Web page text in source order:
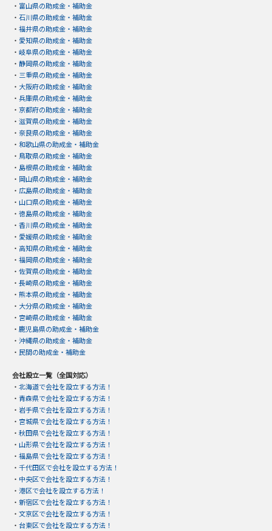
・ 富山県の助成金・補助金
・ 石川県の助成金・補助金
・ 福井県の助成金・補助金
・ 愛知県の助成金・補助金
・ 岐阜県の助成金・補助金
・ 静岡県の助成金・補助金
・ 三重県の助成金・補助金
・ 大阪府の助成金・補助金
・ 兵庫県の助成金・補助金
・ 京都府の助成金・補助金
・ 滋賀県の助成金・補助金
・ 奈良県の助成金・補助金
・ 和歌山県の助成金・補助金
・ 鳥取県の助成金・補助金
・ 島根県の助成金・補助金
・ 岡山県の助成金・補助金
・ 広島県の助成金・補助金
・ 山口県の助成金・補助金
・ 徳島県の助成金・補助金
・ 香川県の助成金・補助金
・ 愛媛県の助成金・補助金
・ 高知県の助成金・補助金
・ 福岡県の助成金・補助金
・ 佐賀県の助成金・補助金
・ 長崎県の助成金・補助金
・ 熊本県の助成金・補助金
・ 大分県の助成金・補助金
・ 宮崎県の助成金・補助金
・ 鹿児島県の助成金・補助金
・ 沖縄県の助成金・補助金
・ 民間の助成金・補助金
会社設立一覧（全国対応）
・ 北海道で会社を設立する方法！
・ 青森県で会社を設立する方法！
・ 岩手県で会社を設立する方法！
・ 宮城県で会社を設立する方法！
・ 秋田県で会社を設立する方法！
・ 山形県で会社を設立する方法！
・ 福島県で会社を設立する方法！
・ 千代田区で会社を設立する方法！
・ 中央区で会社を設立する方法！
・ 港区で会社を設立する方法！
・ 新宿区で会社を設立する方法！
・ 文京区で会社を設立する方法！
・ 台東区で会社を設立する方法！